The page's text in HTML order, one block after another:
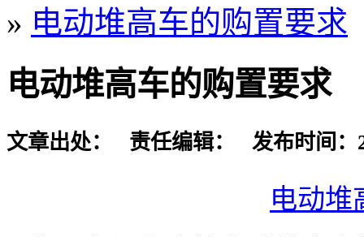
» 电动堆高车的购置要求
电动堆高车的购置要求
文章出处： 责任编辑： 发布时间：
电动堆